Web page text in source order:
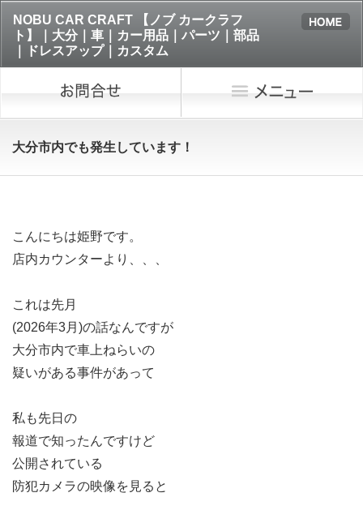
NOBU CAR CRAFT 【ノブ カークラフ
ト】｜大分｜車｜カー用品｜パーツ｜部品
｜ドレスアップ｜カスタム
大分市内でも発生しています！
こんにちは姫野です。
店内カウンターより、、、
これは先月
(2026年3月)の話なんですが
大分市内で車上ねらいの
疑いがある事件があって
私も先日の
報道で知ったんですけど
公開されている
防犯カメラの映像を見ると